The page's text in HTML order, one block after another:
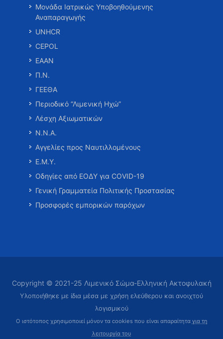
Μονάδα Ιατρικώς Υποβοηθούμενης
Αναπαραγωγής
UNHCR
CEPOL
ΕΑΑΝ
Π.Ν.
ΓΕΕΘΑ
Περιοδικό “Λιμενική Ηχώ”
Λέσχη Αξιωματικών
Ν.Ν.Α.
Αγγελίες προς Ναυτιλλομένους
Ε.Μ.Υ.
Οδηγίες από ΕΟΔΥ για COVID-19
Γενική Γραμματεία Πολιτικής Προστασίας
Προσφορές εμπορικών παρόχων
Copyright © 2021-25 Λιμενικό Σώμα-Ελληνική Ακτοφυλακή
Υλοποιήθηκε με ίδια μέσα με χρήση ελεύθερου και ανοιχτού
λογισμικού
Ο ιστότοπος χρησιμοποιεί μόνον τα cookies που είναι απαραίτητα για τη
λειτουργία του